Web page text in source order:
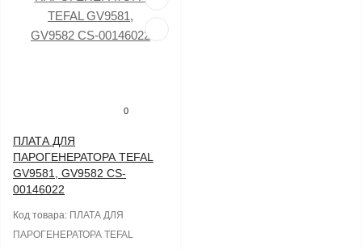
0
ПЛАТА ДЛЯ
ПАРОГЕНЕРАТОРА TEFAL
GV9581, GV9582 CS-
00146022
Код товара: ПЛАТА ДЛЯ
ПАРОГЕНЕРАТОРА TEFAL